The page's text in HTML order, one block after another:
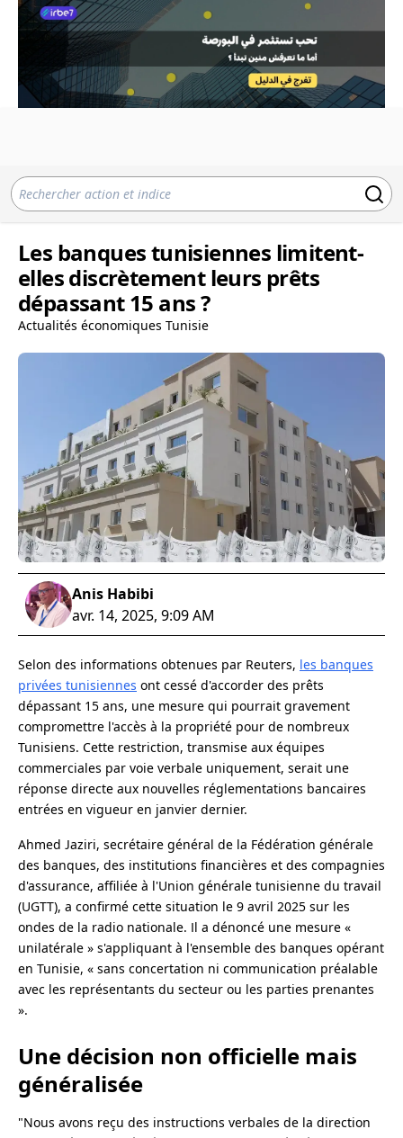
Les banques tunisiennes limitent-
elles discrètement leurs prêts
dépassant 15 ans ?
Actualités économiques Tunisie
Anis Habibi
avr. 14, 2025, 9:09 AM
Selon des informations obtenues par Reuters, les banques
privées tunisiennes ont cessé d'accorder des prêts
dépassant 15 ans, une mesure qui pourrait gravement
compromettre l'accès à la propriété pour de nombreux
Tunisiens. Cette restriction, transmise aux équipes
commerciales par voie verbale uniquement, serait une
réponse directe aux nouvelles réglementations bancaires
entrées en vigueur en janvier dernier.
Ahmed Jaziri, secrétaire général de la Fédération générale
des banques, des institutions financières et des compagnies
d'assurance, affiliée à l'Union générale tunisienne du travail
(UGTT), a confirmé cette situation le 9 avril 2025 sur les
ondes de la radio nationale. Il a dénoncé une mesure «
unilatérale » s'appliquant à l'ensemble des banques opérant
en Tunisie, « sans concertation ni communication préalable
avec les représentants du secteur ou les parties prenantes
».
Une décision non officielle mais
généralisée
"Nous avons reçu des instructions verbales de la direction